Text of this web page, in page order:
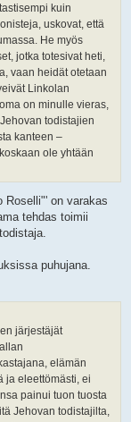
kuin
uskovat, että
He myös
jotka totesivat heti,
vaan heidät otetaan
Linkolan
on minulle vieras,
todistajien
kanteen –
ole yhtään
Roselli"' on varakas
tehdas toimii
puhujana.
järjestäjät
elämän
ja eleettömästi, ei
painui tuon tuosta
Jehovan todistajilta,